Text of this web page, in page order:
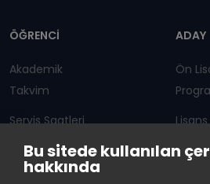
Bu sitede kullanılan
hakkında
ÖĞRENCİ
Akademik
Takvim
Servis Saatleri
Duyurular
ADAY
Ön